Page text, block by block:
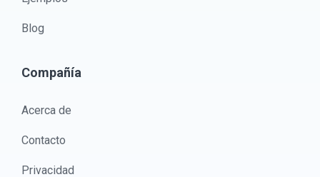
Blog
Compañía
Acerca de
Contacto
Privacidad